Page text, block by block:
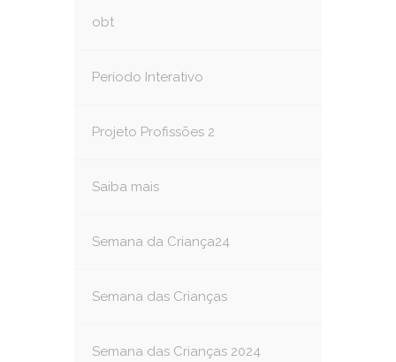
obt
Período Interativo
Projeto Profissões 2
Saiba mais
Semana da Criança24
Semana das Crianças
Semana das Crianças 2024